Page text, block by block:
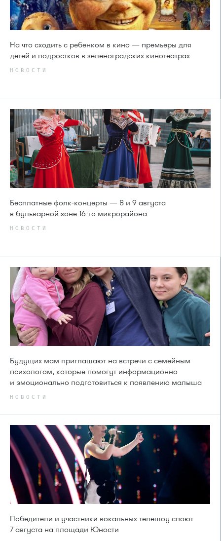
На что сходить с ребенком в кино — премьеры для
детей и подростков в зеленоградских кинотеатрах
НОВОСТИ
Бесплатные фолк-концерты — 8 и 9 августа
в бульварной зоне 16-го микрорайона
НОВОСТИ
Будущих мам приглашают на встречи с семейным
психологом, которые помогут информационно
и эмоционально подготовиться к появлению малыша
НОВОСТИ
Победители и участники вокальных телешоу споют
7 августа на площади Юности